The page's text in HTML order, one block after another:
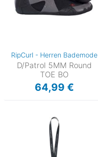
RipCurl - Herren Bademode
D/Patrol 5MM Round
TOE BO
64,99 €